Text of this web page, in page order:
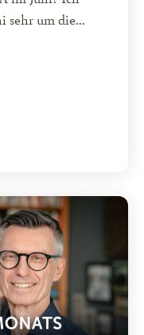
sehr um die...